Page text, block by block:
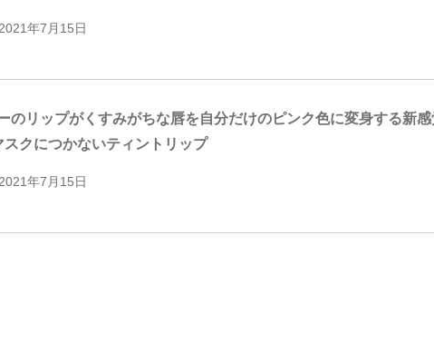
2021年7月15日
のリップがくすみがちな唇を自分だけのピンク色に変身する新
スクにつかないティントリップ
2021年7月15日